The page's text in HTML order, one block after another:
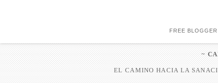
FREE
~
EL CAMINO HACIA LA